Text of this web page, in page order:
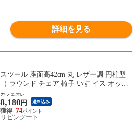
詳細を見る
スツール 座面高42cm 丸 レザー調 円柱型
（ ラウンド チェア 椅子 いす イス オット
マン ドレッサーチェア 丸イス PUレザー
合皮 ゴールド アンティーク調 おしゃれ ）
【カフェオレ】
カフェオレ
8,180円 送料込み
74
リビングート